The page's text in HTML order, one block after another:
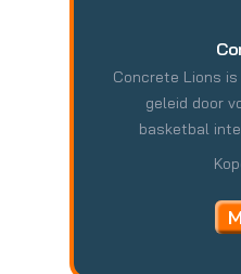
Concrete Lions
geleid door
basketbal
Concrete Lions
voor het
sport, sociaal